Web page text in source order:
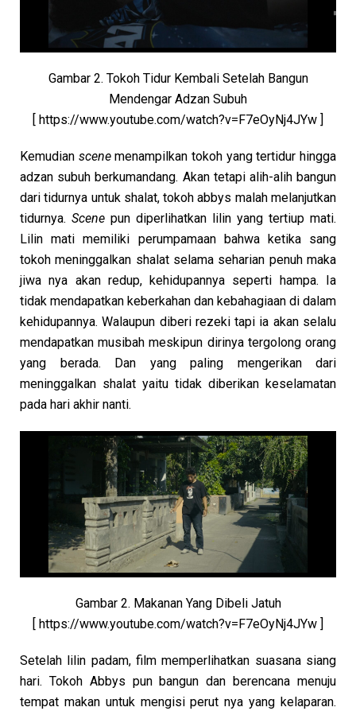
Gambar 2. Tokoh Tidur Kembali Setelah Bangun
Mendengar Adzan Subuh
[ https://www.youtube.com/watch?v=F7eOyNj4JYw ]
Kemudian scenemenampilkan tokoh yang tertidur hingga
adzan subuh berkumandang. Akan tetapi alih-alih bangun
dari tidurnya untuk shalat, tokoh abbys malah melanjutkan
tidurnya. Scene pun diperlihatkan lilin yang tertiup mati.
Lilin mati memiliki perumpamaan bahwa ketika sang
tokoh meninggalkan shalat selama seharian penuh maka
jiwa nya akan redup, kehidupannya seperti hampa. Ia
tidak mendapatkan keberkahan dan kebahagiaan di dalam
kehidupannya. Walaupun diberi rezeki tapi ia akan selalu
mendapatkan musibah meskipun dirinya tergolong orang
yang berada. Dan yang paling mengerikan dari
meninggalkan shalat yaitu tidak diberikan keselamatan
pada hari akhir nanti.
Gambar 2. Makanan Yang Dibeli Jatuh
[ https://www.youtube.com/watch?v=F7eOyNj4JYw ]
Setelah lilin padam, film memperlihatkan suasana siang
hari. Tokoh Abbys pun bangun dan berencana menuju
tempat makan untuk mengisi perut nya yang kelaparan.